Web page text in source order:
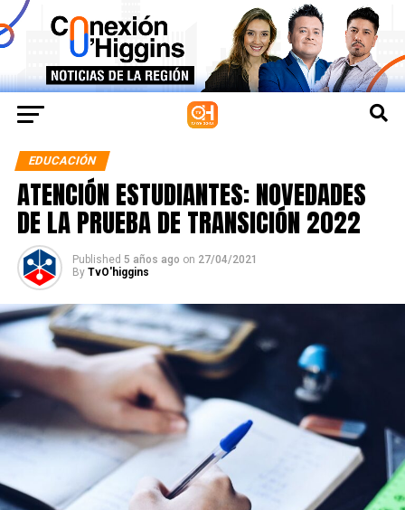
EDUCACIÓN
ATENCIÓN ESTUDIANTES: NOVEDADES
DE LA PRUEBA DE TRANSICIÓN 2022
Published 5 años ago on 27/04/2021
By TvO'higgins